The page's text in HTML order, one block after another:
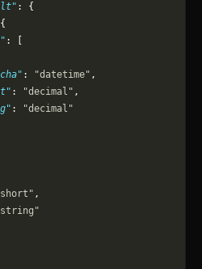
: {
: [
: "datetime" ,
: "decimal" ,
:
"decimal"
,